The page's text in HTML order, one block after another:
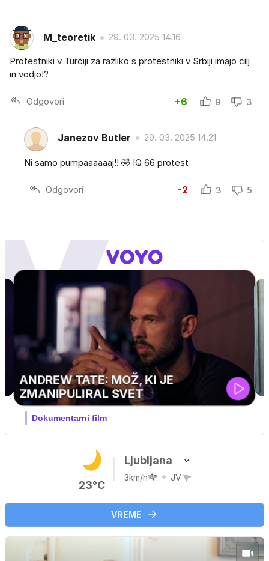
M_teoretik 29. 03. 2025 14.16
Protestniki v Turćiji za razliko s protestniki v Srbiji imajo cilj
in vodjo!?
Odgovori +6 9 3
Janezov Butler 29. 03. 2025 14.21
Ni samo pumpaaaaaaj!! 🤣 IQ 66 protest
Odgovori -2 3 5
MOJ PRIJATELJ PINGVIN
Film meseca / družinski, pustolovski
23°C
Ljubljana
3km/h JV
VREME